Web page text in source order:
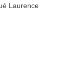
Laurence